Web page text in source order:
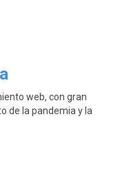
web, con gran
de la pandemia y la